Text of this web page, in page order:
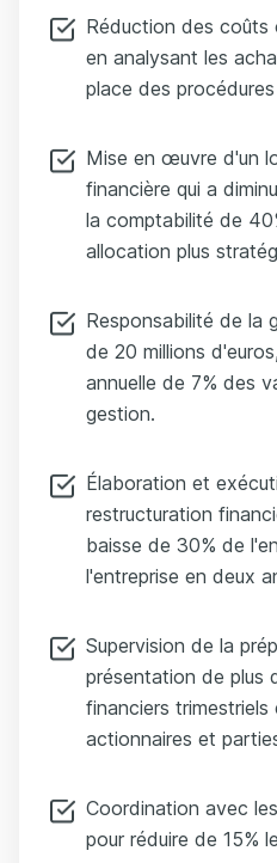
Réduction des coûts
en analysant les
place des
Mise en œuvre d'un
financière qui a
la comptabilité de
allocation plus
Responsabilité de la
de 20 millions
annuelle de 7% des
gestion.
Élaboration et
restructuration
baisse de 30% de
l'entreprise en deux
Supervision de la
présentation de plus
financiers trimestriels
actionnaires et
Coordination avec
pour réduire de 15%